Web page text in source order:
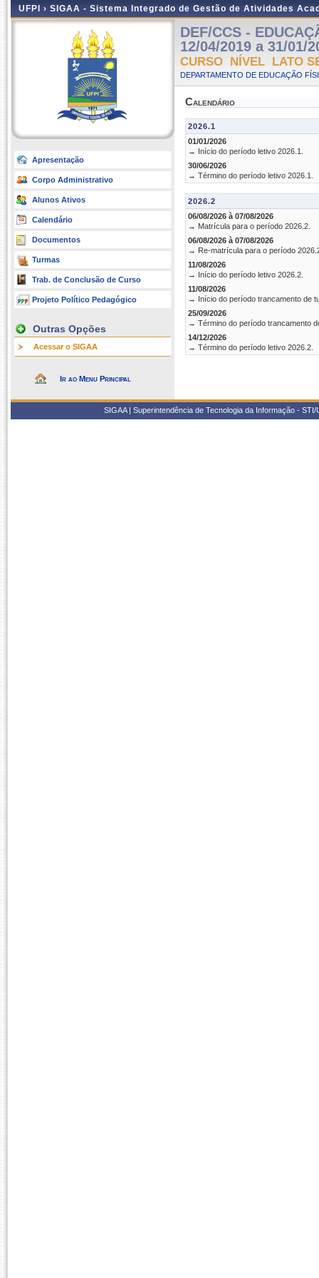
UFPI › SIGAA - Sistema Integrado de Gestão de Atividades
Apresentação
Corpo Administrativo
Alunos Ativos
Calendário
Documentos
Turmas
Trab. de Conclusão de Curso
Projeto Político Pedagógico
Outras Opções
Acessar o SIGAA
Ir ao Menu Principal
DEF/CCS -
12/04/2019 a 31/01/
CURSO NÍVEL LATO
DEPARTAMENTO DE EDUCAÇÃO
Calendário
2026.1
01/01/2026
→ Início do período letivo 2026.1.
30/06/2026
→ Término do período letivo 2026.1.
2026.2
06/08/2026 à 07/08/2026
→ Matrícula para o período 2026.2.
06/08/2026 à 07/08/2026
→ Re-matrícula para o período
11/08/2026
→ Início do período letivo 2026.2.
11/08/2026
→ Início do período trancamento de
25/09/2026
→ Término do período trancamento
14/12/2026
→ Término do período letivo 2026.2.
SIGAA | Superintendência de Tecnologia da Informação -